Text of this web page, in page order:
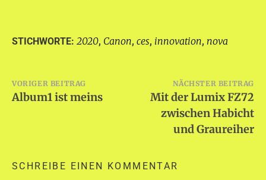
STICHWORTE: 2020, Canon, ces, innovation, nova
Beitragsnavigation
VORIGER BEITRAG
Album1 ist meins
NÄCHSTER BEITRAG
Mit der Lumix FZ72
zwischen Habicht
und Graureiher
SCHREIBE EINEN KOMMENTAR